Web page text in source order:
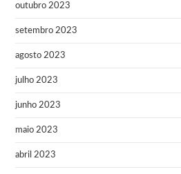
outubro 2023
setembro 2023
agosto 2023
julho 2023
junho 2023
maio 2023
abril 2023